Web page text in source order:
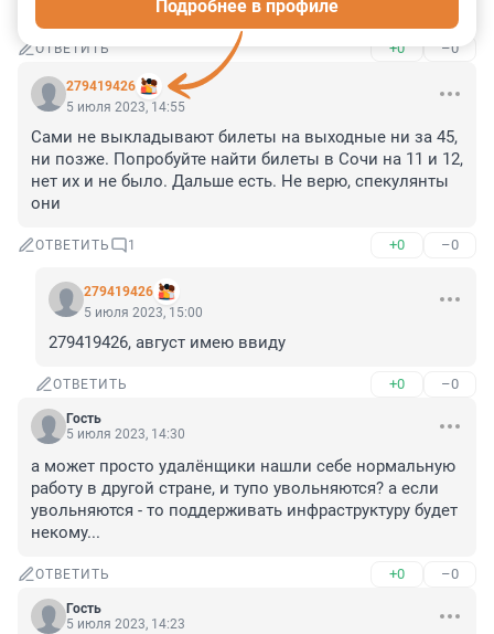
роутеры, у пользователей, которые не разбираются
ОТВЕТИТЬ +0 –0
279419426
Подробнее в профиле
5 июля 2023, 14:55
Сами не выкладывают билеты на выходные ни за 45,
ни позже. Попробуйте найти билеты в Сочи на 11 и 12,
нет их и не было. Дальше есть. Не верю, спекулянты
они
ОТВЕТИТЬ 1 +0 –0
279419426
5 июля 2023, 15:00
279419426, август имею ввиду
ОТВЕТИТЬ +0 –0
Гость
5 июля 2023, 14:30
а может просто удалёнщики нашли себе нормальную
работу в другой стране, и тупо увольняются? а если
увольняются - то поддерживать инфраструктуру будет
некому...
ОТВЕТИТЬ +0 –0
Гость
5 июля 2023, 14:23